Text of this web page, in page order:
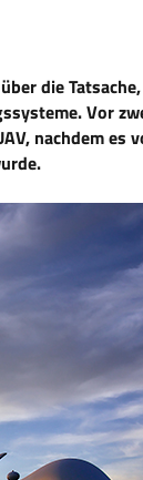
über die
Vor
nachdem es